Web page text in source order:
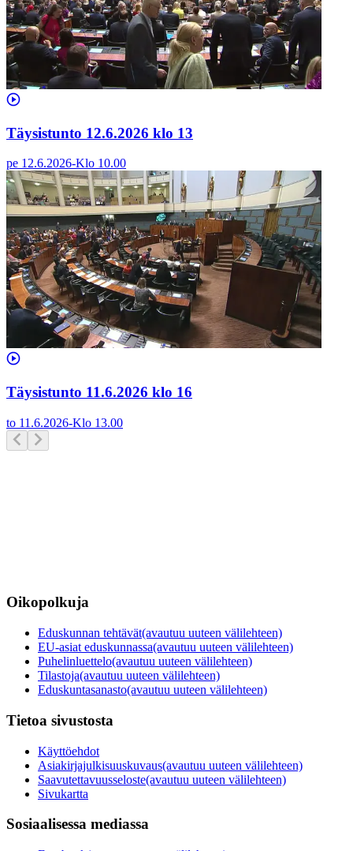
Täysistunto 12.6.2026 klo 13
pe 12.6.2026-Klo 10.00
Täysistunto 11.6.2026 klo 16
to 11.6.2026-Klo 13.00
Oikopolkuja
Eduskunnan tehtävät(avautuu uuteen välilehteen)
EU-asiat eduskunnassa(avautuu uuteen välilehteen)
Puhelinluettelo(avautuu uuteen välilehteen)
Tilastoja(avautuu uuteen välilehteen)
Eduskuntasanasto(avautuu uuteen välilehteen)
Tietoa sivustosta
Käyttöehdot
Asiakirjajulkisuuskuvaus(avautuu uuteen välilehteen)
Saavutettavuusseloste(avautuu uuteen välilehteen)
Sivukartta
Sosiaalisessa mediassa